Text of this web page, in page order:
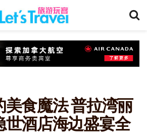
美食魔法 普拉湾丽
世酒店海边盛宴全